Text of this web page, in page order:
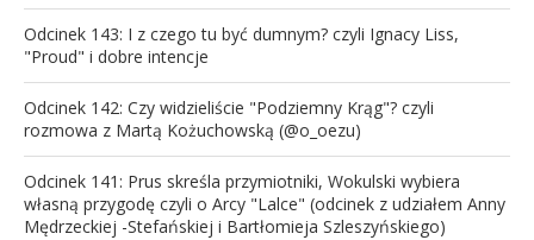
Odcinek 143: I z czego tu być dumnym? czyli Ignacy Liss,
"Proud" i dobre intencje
Odcinek 142: Czy widzieliście "Podziemny Krąg"? czyli
rozmowa z Martą Kożuchowską (@o_oezu)
Odcinek 141: Prus skreśla przymiotniki, Wokulski wybiera
własną przygodę czyli o Arcy "Lalce" (odcinek z udziałem Anny
Mędrzeckiej -Stefańskiej i Bartłomieja Szleszyńskiego)